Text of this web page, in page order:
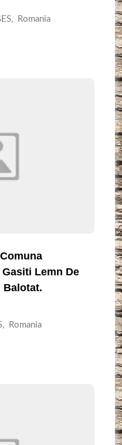
, Romania
Lemn De
Balotat.
, Romania